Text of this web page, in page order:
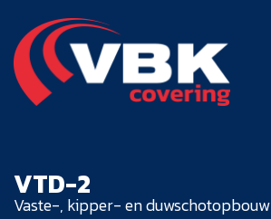
VTD-2
Vaste-, kipper- en duwschotopbouw